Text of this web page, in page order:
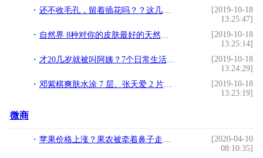
还不收毛孔，留着插花吗？？这几款面膜赶快加入你的购物车
[2019-10-18
13:25:47]
自然界 8种对你的皮肤最好的天然成分
[2019-10-18
13:25:14]
才20几岁就被叫阿姨？7个日常生活小动作，让你远离皮肤老化
[2019-10-18
13:24:29]
邓紫棋爽肤水涂 7 层、张天爱 2 片面膜一起敷..别学女明星护肤
[2019-10-18
13:23:19]
微商
苹果价格上涨？果农被牵着鼻子走，2020年或是最难一年
[2020-04-10
08:10:35]